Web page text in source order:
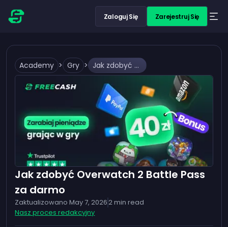
Zaloguj Się Zarejestruj Się
Academy > Gry > Jak zdobyć Overwatch 2 Battle Pass za darmo
Jak zdobyć Overwatch 2 Battle Pass
za darmo
Zaktualizowano May 7, 20262min read
Nasz proces redakcyjny